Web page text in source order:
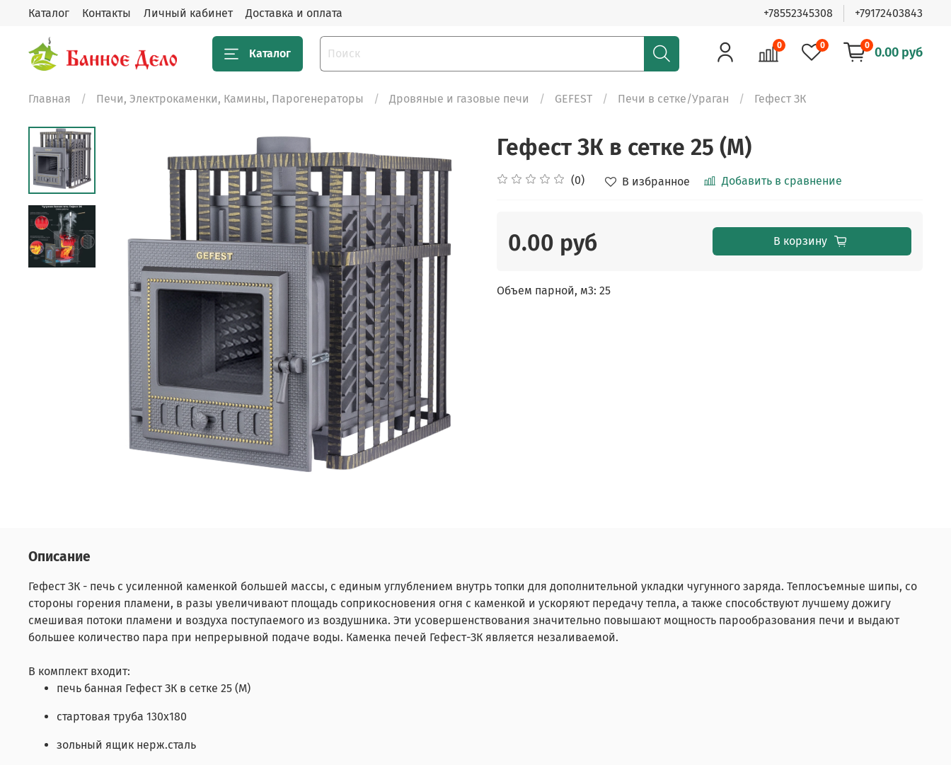
Каталог Контакты Личный кабинет Доставка и оплата +78552345308 +79172403843
Каталог
0 0 0 0.00 руб
Главная Печи, Электрокаменки, Камины, Парогенераторы Дровяные и газовые печи GEFEST Печи в сетке/Ураган Гефест ЗК
Гефест ЗК в сетке 25 (М)
(0) В избранное Добавить в сравнение
0.00 руб В корзину
Объем парной, м3: 25
Описание
Гефест ЗК - печь с усиленной каменкой большей массы, с единым углублением внутрь топки для дополнительной укладки чугунного заряда. Теплосъемные шипы, со
стороны горения пламени, в разы увеличивают площадь соприкосновения огня с каменкой и ускоряют передачу тепла, а также способствуют лучшему дожигу
смешивая потоки пламени и воздуха поступаемого из воздушника. Эти усовершенствования значительно повышают мощность парообразования печи и выдают
большее количество пара при непрерывной подаче воды. Каменка печей Гефест-ЗК является незаливаемой.
В комплект входит:
печь банная Гефест ЗК в сетке 25 (М)
стартовая труба 130х180
зольный ящик нерж.сталь